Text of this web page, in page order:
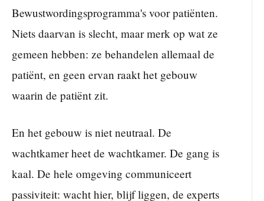
Bewustwordingsprogramma's voor patiënten.
Niets daarvan is slecht, maar merk op wat ze
gemeen hebben: ze behandelen allemaal de
patiënt, en geen ervan raakt het gebouw
waarin de patiënt zit.
En het gebouw is niet neutraal. De
wachtkamer heet de wachtkamer. De gang is
kaal. De hele omgeving communiceert
passiviteit: wacht hier, blijf liggen, de experts